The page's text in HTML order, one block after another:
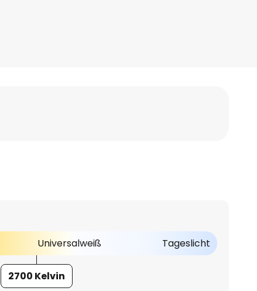
Universalweiß Tageslicht
2700 Kelvin